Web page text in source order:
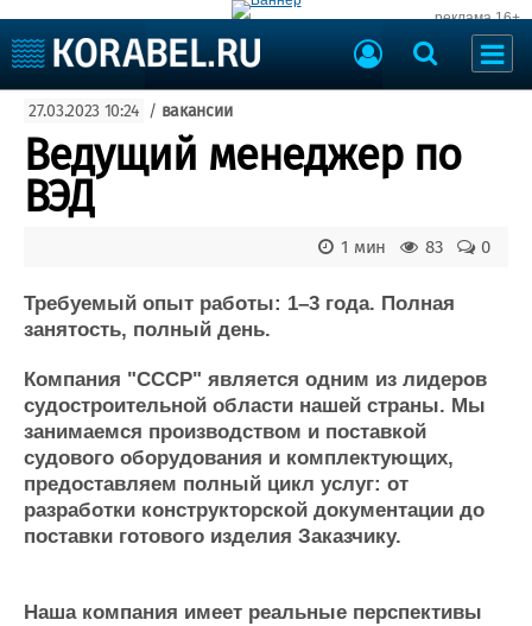
реклама 16+
Судоходство
Судоремонт
События
Пресс-релизы
Порты
Рыболовство
Еще
Пульс
Новости
Компании
Репутация
Работа
Крюинг
Доска объявлений
Продажа флота
Оборудование
Изделия
Материалы
Услуги
27.03.2023 10:24 / вакансии
Ведущий менеджер по
ВЭД
0
83
1 мин
Требуемый опыт работы: 1–3 года. Полная
занятость, полный день.
Компания "СССР" является одним из лидеров
судостроительной области нашей страны. Мы
занимаемся производством и поставкой
судового оборудования и комплектующих,
предоставляем полный цикл услуг: от
разработки конструкторской документации до
поставки готового изделия Заказчику.
Наша компания имеет реальные перспективы